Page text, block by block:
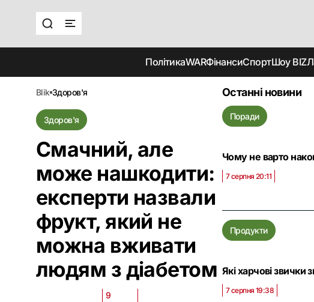
ПолітикаWARФінансиСпортШоу BIZ
blik здоров'я
Здоров'я
Смачний, але
може нашкодити:
експерти назвали
фрукт, який не
можна вживати
людям з діабетом
9
Останні новини
Поради
Чому не варто
7 серпня 20:11
Продукти
Які харчові
7 серпня 19:38